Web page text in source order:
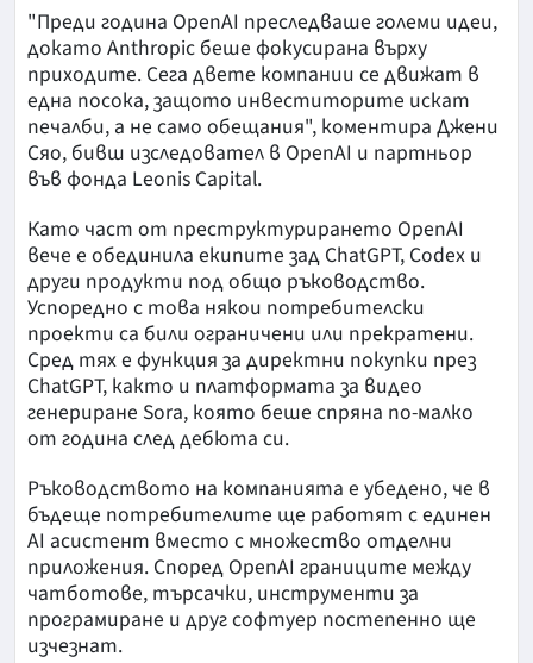
"Преди година OpenAI преследваше големи идеи,
докато Anthropic беше фокусирана върху
приходите. Сега двете компании се движат в
една посока, защото инвеститорите искат
печалби, а не само обещания", коментира Джени
Сяо, бивш изследовател в OpenAI и партньор
във фонда Leonis Capital.
Като част от преструктурирането OpenAI
вече е обединила екипите зад ChatGPT, Codex и
други продукти под общо ръководство.
Успоредно с това някои потребителски
проекти са били ограничени или прекратени.
Сред тях е функция за директни покупки през
ChatGPT, както и платформата за видео
генериране Sora, която беше спряна по-малко
от година след дебюта си.
Ръководството на компанията е убедено, че в
бъдеще потребителите ще работят с единен
AI асистент вместо с множество отделни
приложения. Според OpenAI границите между
чатботове, търсачки, инструменти за
програмиране и друг софтуер постепенно ще
изчезнат.